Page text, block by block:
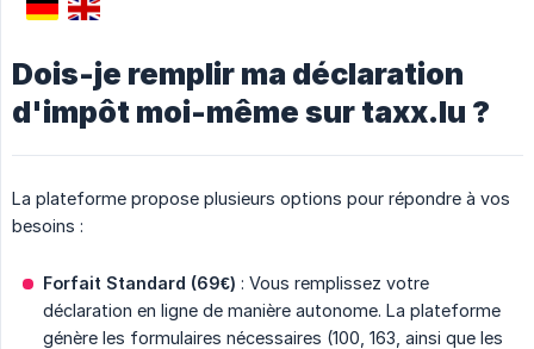
Dois-je remplir ma déclaration
d'impôt moi-même sur taxx.lu ?
La plateforme propose plusieurs options pour répondre à vos
besoins :
Forfait Standard (69€) : Vous remplissez votre
déclaration en ligne de manière autonome. La plateforme
génère les formulaires nécessaires (100, 163, ainsi que les